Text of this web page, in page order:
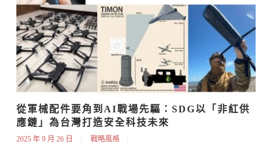
從軍械配件要角到AI戰場先驅：SDG以「非紅供
應鏈」為台灣打造安全科技未來
2025 年 9 月 26 日 戰略風格